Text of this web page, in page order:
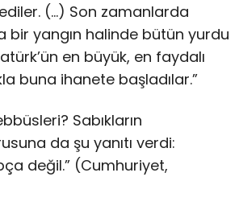
(…) Son zamanlarda
bir yangın halinde bütün yurdu
en büyük, en faydalı
buna ihanete başladılar.”
Sabıkların
da şu yanıtı verdi:
değil.” (Cumhuriyet,